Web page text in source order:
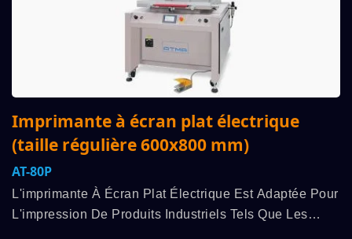
Imprimante à écran plat électrique
(taille régulière 600x800 mm)
AT-80P
L'imprimante À Écran Plat Électrique Est Adaptée Pour
L'impression De Produits Industriels Tels Que Les